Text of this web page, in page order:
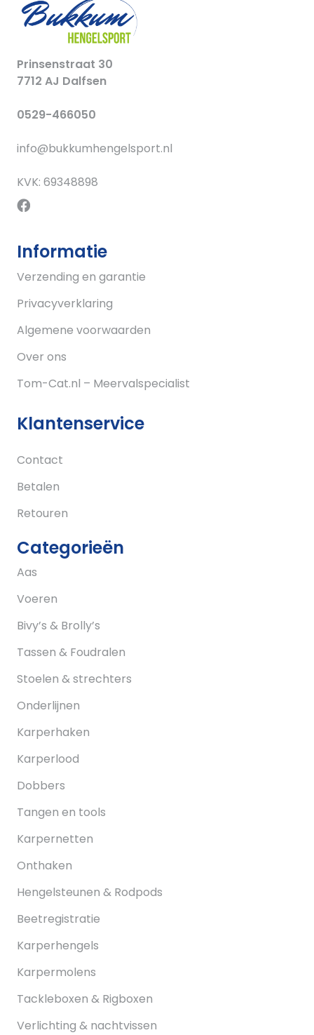
Prinsenstraat 30
7712 AJ Dalfsen
0529-466050
info@bukkumhengelsport.nl
KVK: 69348898
Informatie
Verzending en garantie
Privacyverklaring
Algemene voorwaarden
Over ons
Tom-Cat.nl – Meervalspecialist
Klantenservice
Contact
Betalen
Retouren
Categorieën
Aas
Voeren
Bivy’s & Brolly’s
Tassen & Foudralen
Stoelen & strechters
Onderlijnen
Karperhaken
Karperlood
Dobbers
Tangen en tools
Karpernetten
Onthaken
Hengelsteunen & Rodpods
Beetregistratie
Karperhengels
Karpermolens
Tackleboxen & Rigboxen
Verlichting & nachtvissen